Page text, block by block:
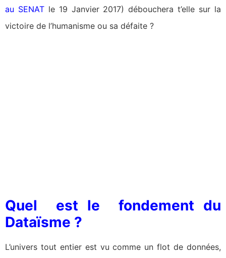
au SENATle 19 Janvier 2017) débouchera t’elle sur la
victoire de l’humanisme ou sa défaite ?
Quel est le fondement du
Dataïsme ?
L’univers tout entier est vu comme un flot de données,